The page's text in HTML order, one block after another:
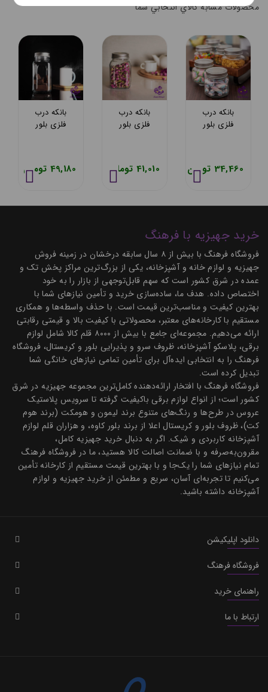
محصولات مشابه کالاي انتخابي شما
بانکه درب
فلزی بلور
34,460 تومان
بانکه درب
فلزی بلور
41,010 تومان
بانکه درب
فلزی بلور
49,180 تومان
خرید جهیزیه با فرهنگ
فروشگاه فرهنگ با بیش از ۸ سال سابقه درخشان در زمینه فروش
جهیزیه و لوازم خانه و آشپزخانه، یکی از بزرگ‌ترین مراکز پخش تک و
عمده در شرق کشور است که سهم قابل‌توجهی از بازار را به خود
اختصاص داده. هدف ما، ساده‌سازی خرید و تأمین نیازهای شما با
بهترین کیفیت و مناسب‌ترین قیمت است. با حذف واسطه‌ها و همکاری
مستقیم با کارخانه‌های معتبر، محصولاتی با کیفیت بالا و قیمتی رقابتی
ارائه می‌دهیم. مجموعه‌ای جامع با بیش از ۸۰۰۰ قلم کالا شامل لوازم
برقی، پلاسکو آشپزخانه، ظروف سرو و پذیرایی بلور و کریستال، فروشگاه
فرهنگ را به انتخابی ایده‌آل برای تأمین تمامی نیازهای خانگی شما
تبدیل کرده است.
فروشگاه فرهنگ با افتخار ارائه‌دهنده کامل‌ترین مجموعه جهیزیه در شرق
کشور است؛ از انواع لوازم برقی باکیفیت گرفته تا سرویس پلاستیک
عروس در طرح‌ها و رنگ‌های متنوع برند لیمون و هومکت (برند هوم
کت)، ظروف بلور و کریستال اعلا از برند بلور کاوه، و هزاران قلم لوازم
آشپزخانه کاربردی و شیک. اگر به دنبال خرید جهیزیه کامل،
مقرون‌به‌صرفه و با ضمانت اصالت کالا هستید، ما در فروشگاه فرهنگ
تمام نیازهای شما را یک‌جا و با بهترین قیمت مستقیم از کارخانه تأمین
می‌کنیم تا تجربه‌ای آسان، سریع و مطمئن از خرید جهیزیه و لوازم
آشپزخانه داشته باشید.
دانلود اپلیکیشن
فروشگاه فرهنگ
راهنمای خرید
ارتباط با ما